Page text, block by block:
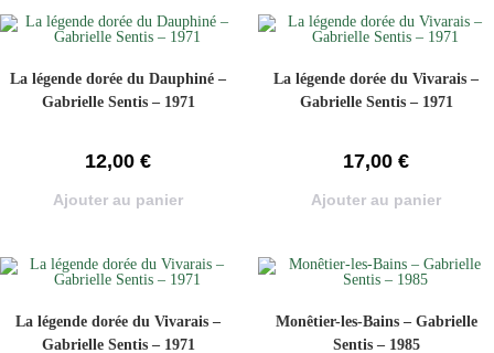
La légende dorée du Dauphiné –
Gabrielle Sentis – 1971
12,00 €
Ajouter au panier
La légende dorée du Vivarais –
Gabrielle Sentis – 1971
17,00 €
Ajouter au panier
La légende dorée du Vivarais –
Gabrielle Sentis – 1971
Monêtier-les-Bains – Gabrielle
Sentis – 1985